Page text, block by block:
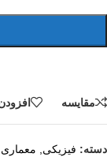
مقايسه
دسته: فیزیکی
معماری